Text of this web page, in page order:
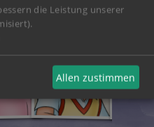
die Leistung unserer
Allen zustimmen